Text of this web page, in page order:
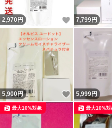
2,970 円 いいね！
7,799円
5,900円 いいね！
5,999円
最大10%対象 最大10%対